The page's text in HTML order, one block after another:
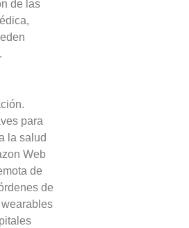
de las
para
la salud
Web
de
de